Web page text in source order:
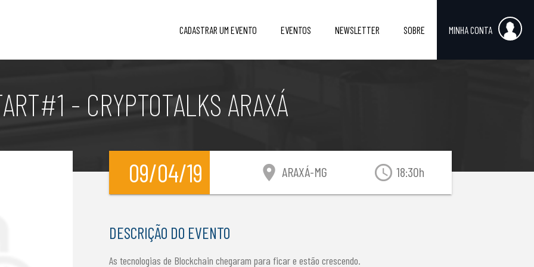
CADASTRAR UM EVENTO EVENTOS NEWSLETTER SOBRE MINHA CONTA
- CRYPTOTALKS ARAXÁ
09/04/19 access_time 18:30h
location_on ARAXÁ-MG
DESCRIÇÃO DO EVENTO
As tecnologias de Blockchain chegaram para ficar e estão crescendo.